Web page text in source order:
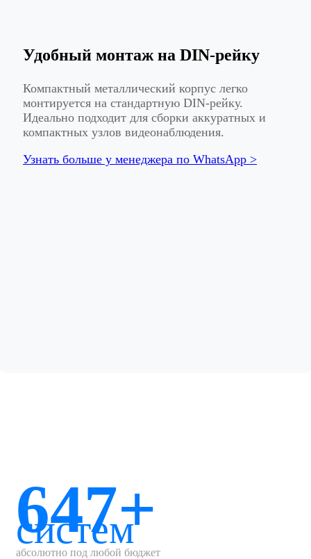
Удобный монтаж на DIN-рейку
Компактный металлический корпус легко
монтируется на стандартную DIN-рейку.
Идеально подходит для сборки аккуратных и
компактных узлов видеонаблюдения.
Узнать больше у менеджера по WhatsApp >
647+
систем
абсолютно под любой бюджет